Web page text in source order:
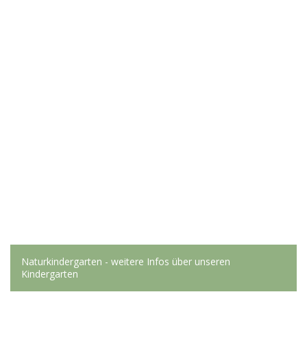
Naturkindergarten - weitere Infos über unseren
Kindergarten